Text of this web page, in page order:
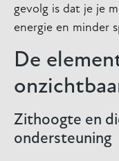
gevolg is dat je je
energie en minder
De
Zithoogte en
ondersteuning